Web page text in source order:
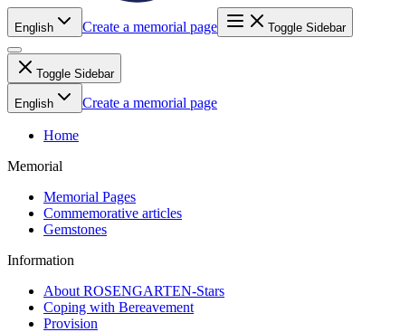
English Create a memorial page Toggle Sidebar
Toggle Sidebar
English Create a memorial page
Home
Memorial
Memorial Pages
Commemorative articles
Gemstones
Information
About ROSENGARTEN-Stars
Coping with Bereavement
Provision